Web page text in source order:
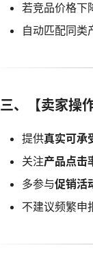
若竞品价格下
自动匹配同类
三、【卖家操
提供真实可承
关注产品点击
多参与促销活
不建议频繁申